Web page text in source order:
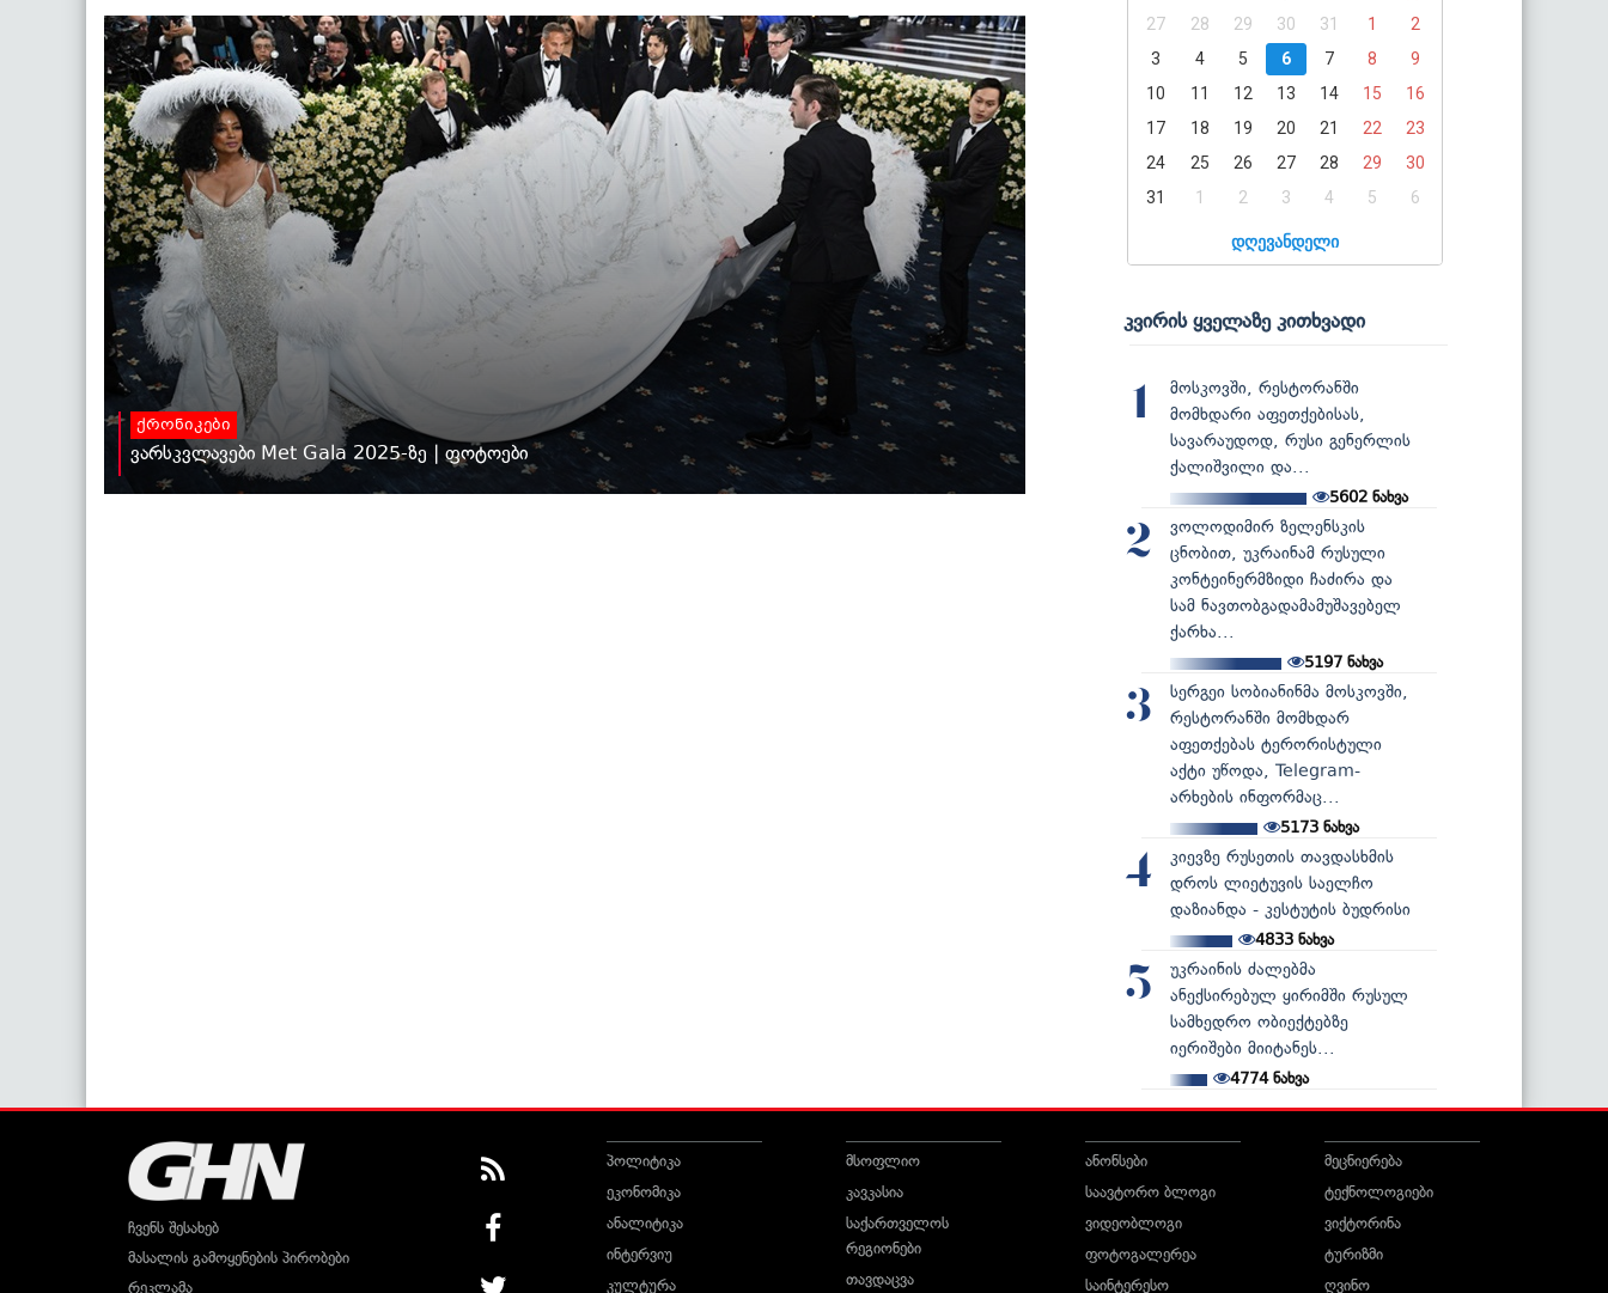
ქრონიკები
ვარსკვლავები Met Gala 2025-ზე | ფოტოები
27
28 29 30 31 1
2
3
4 5 6 7 8
9
10
11 12 13 14 15
16
17
18 19 20 21 22
23
24
25 26 27 28 29
30
31
1 2 3 4 5 6
დღევანდელი
კვირის ყველაზე კითხვადი
1
მოსკოვში, რესტორანში
მომხდარი აფეთქებისას,
სავარაუდოდ, რუსი გენერლის
ქალიშვილი და...
5602 ნახვა
2
ვოლოდიმირ ზელენსკის
ცნობით, უკრაინამ რუსული
კონტეინერმზიდი ჩაძირა და
სამ ნავთობგადამამუშავებელ
ქარხა...
5197 ნახვა
3
სერგეი სობიანინმა მოსკოვში,
რესტორანში მომხდარ
აფეთქებას ტერორისტული
აქტი უწოდა, Telegram-
არხების ინფორმაც...
5173ნახვა
4
კიევზე რუსეთის თავდასხმის
დროს ლიეტუვის საელჩო
დაზიანდა - კესტუტის ბუდრისი
4833ნახვა
5
უკრაინის ძალებმა
ანექსირებულ ყირიმში რუსულ
სამხედრო ობიექტებზე
იერიშები მიიტანეს...
4774ნახვა
ჩვენს შესახებ
მასალის გამოყენების პირობები
რეკლამა
პოლიტიკა
ეკონომიკა
ანალიტიკა
ინტერვიუ
კულტურა
მსოფლიო
კავკასია
საქართველოს
რეგიონები
თავდაცვა
ანონსები
საავტორო ბლოგი
ვიდეობლოგი
ფოტოგალერეა
საინტერესო
მეცნიერება
ტექნოლოგიები
ვიქტორინა
ტურიზმი
ღვინო